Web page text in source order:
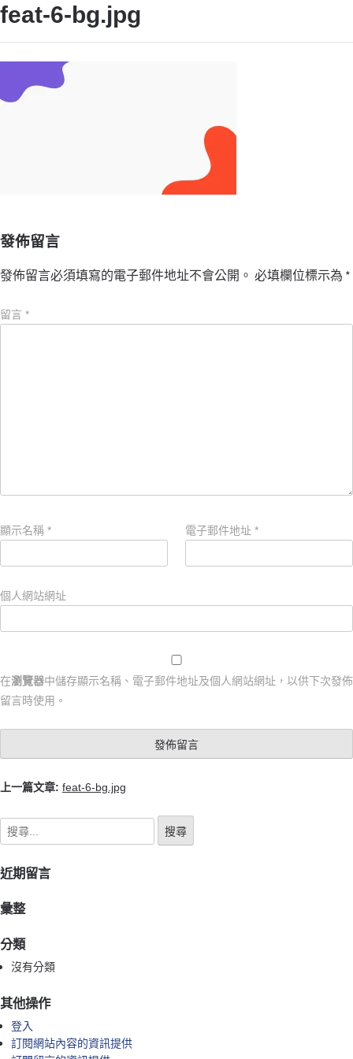
feat-6-bg.jpg
發佈留言
發佈留言必須填寫的電子郵件地址不會公開。 必填欄位標示為 *
留言 *
顯示名稱 * 電子郵件地址*
個人網站網址
在瀏覽器中儲存顯示名稱、電子郵件地址及個人網站網址，以供下次發佈
留言時使用。
上一篇文章: feat-6-bg.jpg
近期留言
彙整
分類
沒有分類
其他操作
登入
訂閱網站內容的資訊提供